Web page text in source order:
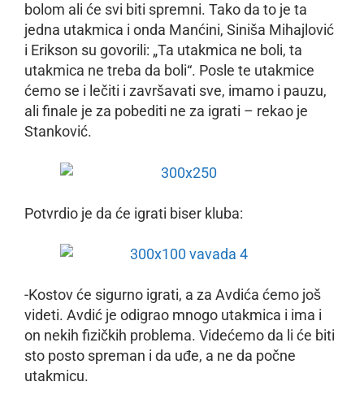
bolom ali će svi biti spremni. Tako da to je ta
jedna utakmica i onda Manćini, Siniša Mihajlović
i Erikson su govorili: „Ta utakmica ne boli, ta
utakmica ne treba da boli“. Posle te utakmice
ćemo se i lečiti i završavati sve, imamo i pauzu,
ali finale je za pobediti ne za igrati – rekao je
Stanković.
Potvrdio je da će igrati biser kluba:
-Kostov će sigurno igrati, a za Avdića ćemo još
videti. Avdić je odigrao mnogo utakmica i ima i
on nekih fizičkih problema. Videćemo da li će biti
sto posto spreman i da uđe, a ne da počne
utakmicu.